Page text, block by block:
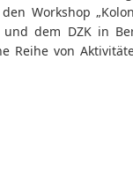
Workshop
dem DZK in
Reihe von